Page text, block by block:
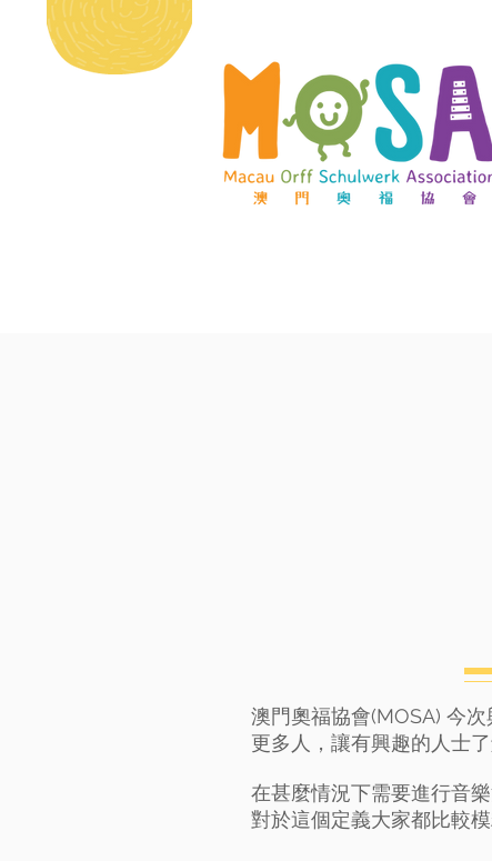
澳門奧福協會(MOSA) 今
更多人，讓有興趣的人士了
在甚麼情況下需要進行音
對於這個定義大家都比較